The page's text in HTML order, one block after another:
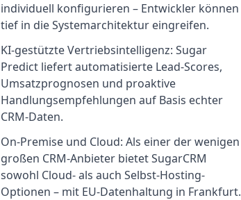
individuell konfigurieren – Entwickler können
tief in die Systemarchitektur eingreifen.
KI-gestützte Vertriebsintelligenz: Sugar
Predict liefert automatisierte Lead-Scores,
Umsatzprognosen und proaktive
Handlungsempfehlungen auf Basis echter
CRM-Daten.
On-Premise und Cloud: Als einer der wenigen
großen CRM-Anbieter bietet SugarCRM
sowohl Cloud- als auch Selbst-Hosting-
Optionen – mit EU-Datenhaltung in Frankfurt.